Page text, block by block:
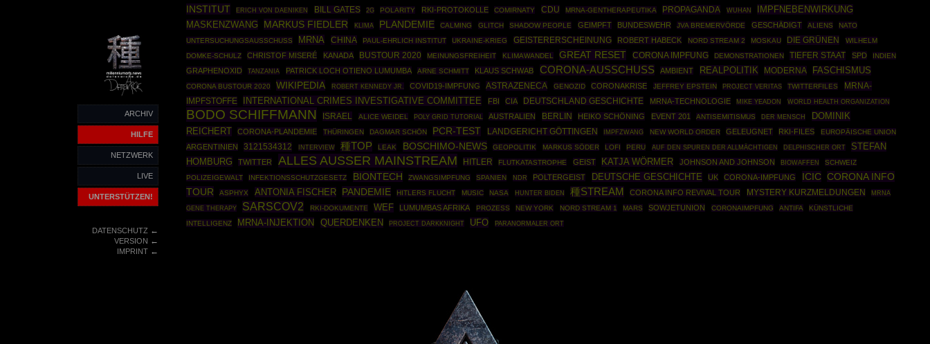
ARCHIV
HILFE
NETZWERK
LIVE
UNTERSTÜTZEN!
DATENSCHUTZ←
VERSION ←
IMPRINT←
INSTITUT
ERICH VON DAENIKEN BILL GATES 2G POLARITY RKI-PROTOKOLLE COMIRNATY CDU MRNA-GENTHERAPEUTIKA PROPAGANDA WUHAN
IMPFNEBENWIRKUNG
MASKENZWANG
MARKUS FIEDLER KLIMA PLANDEMIE CALMING GLITCH SHADOW PEOPLE GEIMPFT BUNDESWEHR JVA BREMERVÖRDE GESCHÄDIGT ALIENS
NATO
UNTERSUCHUNGSAUSSCHUSS
MRNA CHINA PAUL-EHRLICH INSTITUT UKRAINE-KRIEG GEISTERERSCHEINUNG ROBERT HABECK NORD STREAM 2 MOSKAU DIE GRÜNEN
WILHELM
DOMKE-SCHULZ
CHRISTOF MISERÉ KANADA BUSTOUR 2020 MEINUNGSFREIHEIT KLIMAWANDEL GREAT RESET CORONA IMPFUNG DEMONSTRATIONEN TIEFER STAAT SPD INDIEN
GRAPHENOXID TANZANIA PATRICK LOCH OTIENO LUMUMBA ARNE SCHMITT KLAUS SCHWAB CORONA-AUSSCHUSS AMBIENT REALPOLITIK MODERNA FASCHISMUS
CORONA BUSTOUR 2020 WIKIPEDIA ROBERT KENNEDY JR. COVID19-IMPFUNG ASTRAZENECA GENOZID CORONAKRISE JEFFREY EPSTEIN PROJECT VERITAS TWITTERFILES
MRNA-
IMPFSTOFFE
INTERNATIONAL CRIMES INVESTIGATIVE COMMITTEE FBI CIA DEUTSCHLAND GESCHICHTE MRNA-TECHNOLOGIE MIKE YEADON WORLD HEALTH ORGANIZATION
BODO SCHIFFMANN ISRAEL ALICE WEIDEL POLY GRID TUTORIAL AUSTRALIEN BERLIN HEIKO SCHÖNING EVENT 201 ANTISEMITISMUS DER MENSCH
DOMINIK
REICHERT
CORONA-PLANDEMIE THÜRINGEN DAGMAR SCHÖN PCR-TEST LANDGERICHT GÖTTINGEN IMPFZWANG NEW WORLD ORDER GELEUGNET RKI-FILES EUROPÄISCHE UNION
ARGENTINIEN 3121534312 INTERVIEW 種TOP LEAK BOSCHIMO-NEWS GEOPOLITIK MARKUS SÖDER LOFI PERU AUF DEN SPUREN DER ALLMÄCHTIGEN DELPHISCHER ORT
STEFAN
HOMBURG
TWITTER ALLES AUSSER MAINSTREAM HITLER FLUTKATASTROPHE GEIST KATJA WÖRMER JOHNSON AND JOHNSON BIOWAFFEN
SCHWEIZ
POLIZEIGEWALT
INFEKTIONSSCHUTZGESETZ BIONTECH ZWANGSIMPFUNG SPANIEN NDR POLTERGEIST DEUTSCHE GESCHICHTE UK CORONA-IMPFUNG ICIC CORONA INFO
TOUR
ASPHYX ANTONIA FISCHER PANDEMIE HITLERS FLUCHT MUSIC NASA HUNTER BIDEN 種STREAM CORONA INFO REVIVAL TOUR MYSTERY KURZMELDUNGEN
MRNA
GENE THERAPY
SARSCOV2 RKI-DOKUMENTE WEF LUMUMBAS AFRIKA PROZESS NEW YORK NORD STREAM 1 MARS SOWJETUNION CORONAIMPFUNG ANTIFA
KÜNSTLICHE
INTELLIGENZ
MRNA-INJEKTION QUERDENKEN PROJECT DARKKNIGHT UFO PARANORMALER ORT